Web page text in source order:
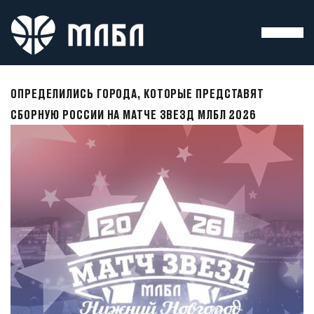
ОПРЕДЕЛИЛИСЬ ГОРОДА, КОТОРЫЕ ПРЕДСТАВЯТ
СБОРНУЮ РОССИИ НА МАТЧЕ ЗВЕЗД МЛБЛ 2026